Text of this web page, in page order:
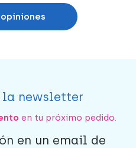
la newsletter
en tu próximo pedido.
en un email de